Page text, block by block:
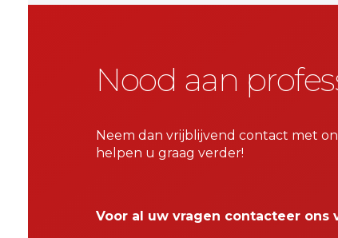
Nood aan
Neem dan vrijblijvend contact met
helpen u graag verder!
Voor al uw vragen contacteer ons